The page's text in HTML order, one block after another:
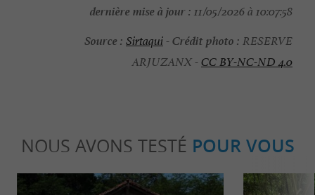
dernière mise à jour : 11/05/2026 à 10:07:58
Source : Sirtaqui-Crédit photo : RESERVE
ARJUZANX -CC BY-NC-ND 4.0
NOUS AVONS TESTÉ POUR VOUS